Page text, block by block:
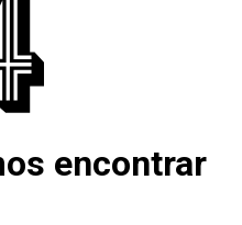
encontrar